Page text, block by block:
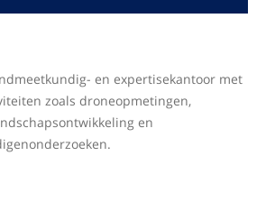
en expertisekantoor met
zoals droneopmetingen,
en